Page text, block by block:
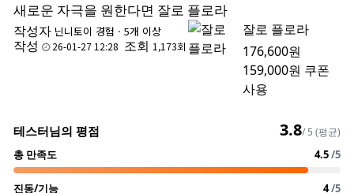
새로운 자극을 원한다면 잘로 플로라
작성자 닌니토이 경험 · 5개 이상
작성 26-01-27 12:28 조회 1,173회
잘로 플로라
176,600원
159,000원 쿠폰
사용
테스터님의 평점 3.8/ 5 (평균)
총 만족도 4.5/5
진동/기능 4/5